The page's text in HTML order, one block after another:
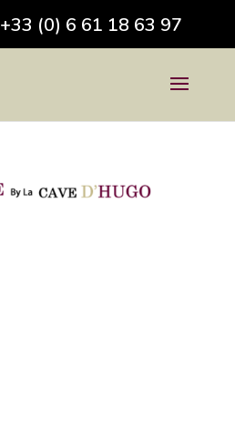
+33 (0) 6 61 18 63 97